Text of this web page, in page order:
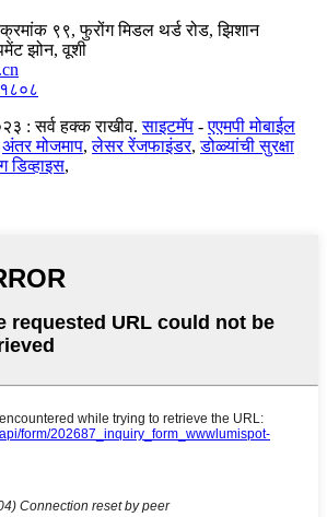
९९, फुरोंग मिडल थर्ड रोड, झिशान
झोन, वूशी
: सर्व हक्क राखीव. साइटमॅप -एएमपी मोबाईल
अंतर मोजमाप,लेसर रेंजफाइंडर,डोळ्यांची सुरक्षा
डिव्हाइस,